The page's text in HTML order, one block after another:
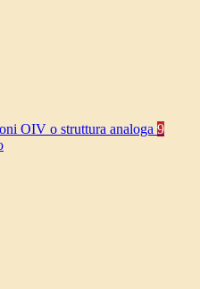
OIV o struttura analoga 9